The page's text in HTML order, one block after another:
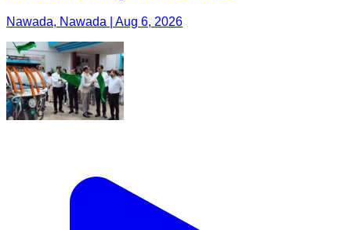
Nawada, Nawada | Aug 6, 2026